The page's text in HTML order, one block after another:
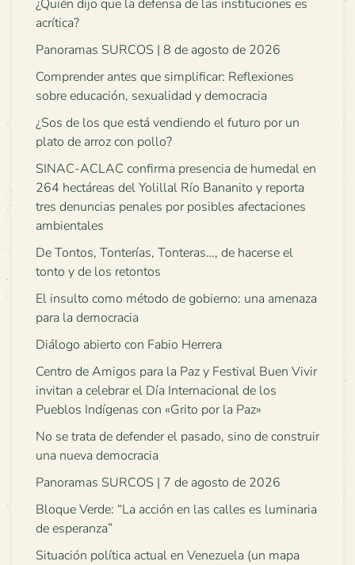
¿Quién dijo que la defensa de las instituciones es
acrítica?
Panoramas SURCOS | 8 de agosto de 2026
Comprender antes que simplificar: Reflexiones
sobre educación, sexualidad y democracia
¿Sos de los que está vendiendo el futuro por un
plato de arroz con pollo?
SINAC-ACLAC confirma presencia de humedal en
264 hectáreas del Yolillal Río Bananito y reporta
tres denuncias penales por posibles afectaciones
ambientales
De Tontos, Tonterías, Tonteras…, de hacerse el
tonto y de los retontos
El insulto como método de gobierno: una amenaza
para la democracia
Diálogo abierto con Fabio Herrera
Centro de Amigos para la Paz y Festival Buen Vivir
invitan a celebrar el Día Internacional de los
Pueblos Indígenas con «Grito por la Paz»
No se trata de defender el pasado, sino de construir
una nueva democracia
Panoramas SURCOS | 7 de agosto de 2026
Bloque Verde: “La acción en las calles es luminaria
de esperanza”
Situación política actual en Venezuela (un mapa